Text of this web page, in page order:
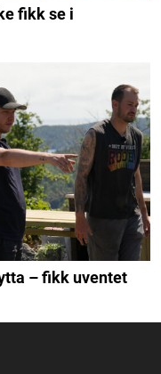
fikk se i
– fikk uventet